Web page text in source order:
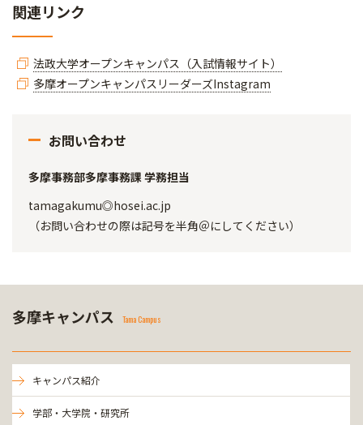
関連リンク
法政大学オープンキャンパス（入試情報サイト）
多摩オープンキャンパスリーダーズInstagram
お問い合わせ
多摩事務部多摩事務課 学務担当
tamagakumu◎hosei.ac.jp
（お問い合わせの際は記号を半角＠にしてください）
多摩キャンパス Tama Campus
キャンパス紹介
学部・大学院・研究所